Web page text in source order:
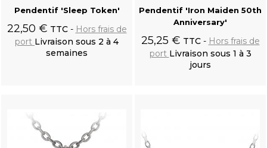
Pendentif 'Sleep Token'
22,50 € TTC
Hors frais de
port Livraison sous 2 à 4
semaines
Pendentif 'Iron Maiden 50th
Anniversary'
25,25 € TTC
Hors frais de
port Livraison sous 1 à 3
jours